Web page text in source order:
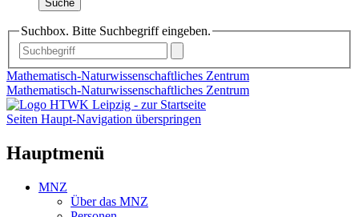
Suche
Suchbox. Bitte Suchbegriff eingeben.
Mathematisch-Naturwissenschaftliches Zentrum
Mathematisch-Naturwissenschaftliches Zentrum
Seiten Haupt-Navigation überspringen
Hauptmenü
MNZ
Über das MNZ